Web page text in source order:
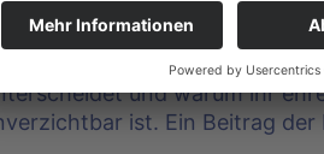
TEILEN
der Freiwilligen Feuerwehr
und warum ihr
ist. Ein Beitrag der